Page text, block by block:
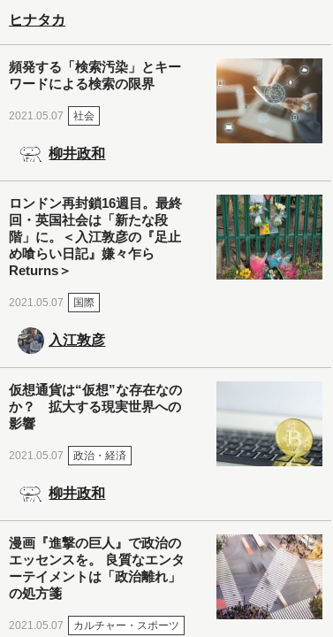
ヒナタカ
頻発する「検索汚染」とキー
ワードによる検索の限界
2021.05.07 社会
柳井政和
ロンドン再封鎖16週目。最終
回・英国社会は「新たな段
階」に。＜入江敦彦の『足止
め喰らい日記』嫌々乍ら
Returns＞
2021.05.07 国際
入江敦彦
仮想通貨は“仮想”な存在なの
か？ 拡大する現実世界への
影響
2021.05.07 政治・経済
柳井政和
漫画『進撃の巨人』で政治の
エッセンスを。 良質なエンタ
ーテイメントは「政治離れ」
の処方箋
2021.05.07 カルチャー・スポーツ